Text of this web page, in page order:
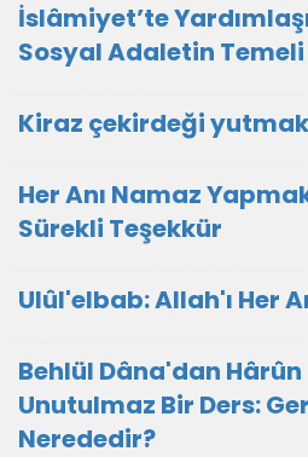
İslâmiyet’te
Sosyal Adaletin Temeli
Kiraz çekirdeği yutmak
Her Anı Namaz
Sürekli Teşekkür
Ulûl'elbab: Allah'ı Her
Behlül Dâna'dan Hârûn
Unutulmaz Bir Ders:
Nerededir?